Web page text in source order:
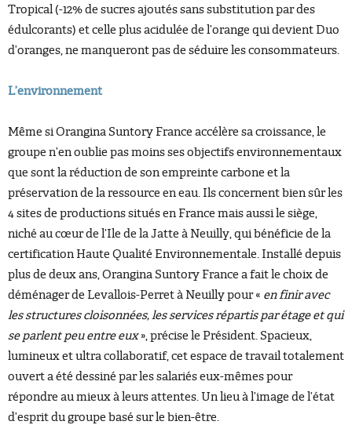
Tropical (-12% de sucres ajoutés sans substitution par des
édulcorants) et celle plus acidulée de l’orange qui devient Duo
d’oranges, ne manqueront pas de séduire les consommateurs.
L’environnement
Même si Orangina Suntory France accélère sa croissance, le
groupe n’en oublie pas moins ses objectifs environnementaux
que sont la réduction de son empreinte carbone et la
préservation de la ressource en eau. Ils concernent bien sûr les
4 sites de productions situés en France mais aussi le siège,
niché au cœur de l’Ile de la Jatte à Neuilly, qui bénéficie de la
certification Haute Qualité Environnementale. Installé depuis
plus de deux ans, Orangina Suntory France a fait le choix de
déménager de Levallois-Perret à Neuilly pour « en finir avec
les structures cloisonnées, les services répartis par étage et qui
se parlent peu entre eux», précise le Président. Spacieux,
lumineux et ultra collaboratif, cet espace de travail totalement
ouvert a été dessiné par les salariés eux-mêmes pour
répondre au mieux à leurs attentes. Un lieu à l’image de l’état
d’esprit du groupe basé sur le bien-être.